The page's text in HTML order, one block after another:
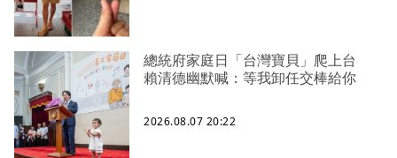
總統府家庭日「台灣寶貝」爬上台
賴清德幽默喊：等我卸任交棒給你
2026.08.07 20:22